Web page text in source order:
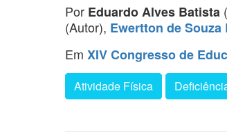
Por Eduardo Alves Batista
(Autor), Ewertton de Souza
Em XIV Congresso de
Atividade Física